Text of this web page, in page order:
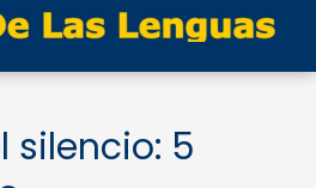
silencio: 5